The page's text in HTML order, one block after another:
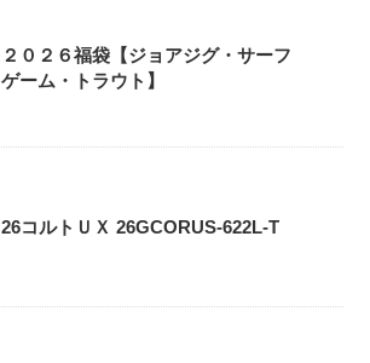
２０２６福袋【ジョアジグ・サーフ
ゲーム・トラウト】
26コルトＵＸ 26GCORUS-622L-T